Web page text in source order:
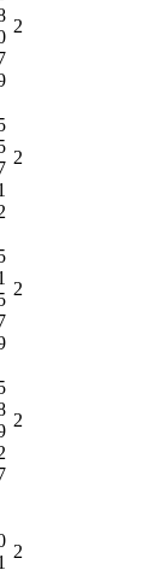
2
2
2
2
2